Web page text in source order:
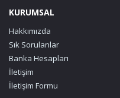
KURUMSAL
Hakkımızda
Sık Sorulanlar
Banka Hesapları
İletişim
İletişim Formu